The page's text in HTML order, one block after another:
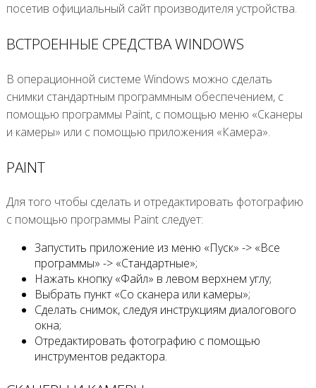
посетив официальный сайт производителя устройства.
ВСТРОЕННЫЕ СРЕДСТВА WINDOWS
В операционной системе Windows можно сделать
снимки стандартным программным обеспечением, с
помощью программы Paint, с помощью меню «Сканеры
и камеры» или с помощью приложения «Камера».
PAINT
Для того чтобы сделать и отредактировать фотографию
с помощью программы Paint следует:
Запустить приложение из меню «Пуск» -> «Все
программы» -> «Стандартные»;
Нажать кнопку «Файл» в левом верхнем углу;
Выбрать пункт «Со сканера или камеры»;
Сделать снимок, следуя инструкциям диалогового
окна;
Отредактировать фотографию с помощью
инструментов редактора.